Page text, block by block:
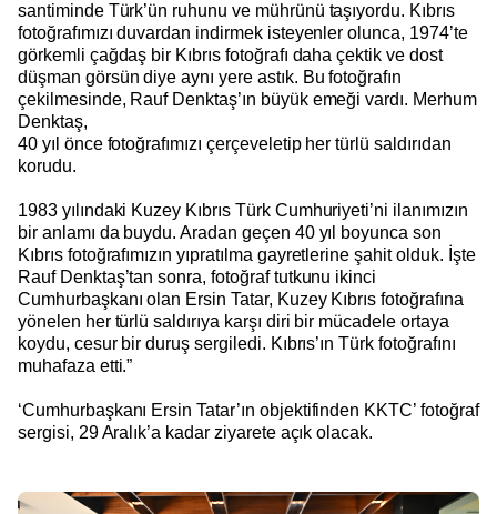
santiminde Türk’ün ruhunu ve mührünü taşıyordu. Kıbrıs
fotoğrafımızı duvardan indirmek isteyenler olunca, 1974’te
görkemli çağdaş bir Kıbrıs fotoğrafı daha çektik ve dost
düşman görsün diye aynı yere astık. Bu fotoğrafın
çekilmesinde, Rauf Denktaş’ın büyük emeği vardı. Merhum
Denktaş,
40 yıl önce fotoğrafımızı çerçeveletip her türlü saldırıdan
korudu.
1983 yılındaki Kuzey Kıbrıs Türk Cumhuriyeti’ni ilanımızın
bir anlamı da buydu. Aradan geçen 40 yıl boyunca son
Kıbrıs fotoğrafımızın yıpratılma gayretlerine şahit olduk. İşte
Rauf Denktaş’tan sonra, fotoğraf tutkunu ikinci
Cumhurbaşkanı olan Ersin Tatar, Kuzey Kıbrıs fotoğrafına
yönelen her türlü saldırıya karşı diri bir mücadele ortaya
koydu, cesur bir duruş sergiledi. Kıbrıs’ın Türk fotoğrafını
muhafaza etti.”
‘Cumhurbaşkanı Ersin Tatar’ın objektifinden KKTC’ fotoğraf
sergisi, 29 Aralık’a kadar ziyarete açık olacak.